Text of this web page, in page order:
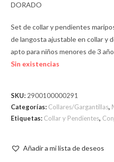
DORADO
Set de collar y pendientes
de langosta ajustable en collar y
apto para niños menores de 3
Sin existencias
SKU: 2900100000291
Categorías: Collares/Gargantillas,
Etiquetas: Collar y Pendientes,
Añadir a mi lista de deseos